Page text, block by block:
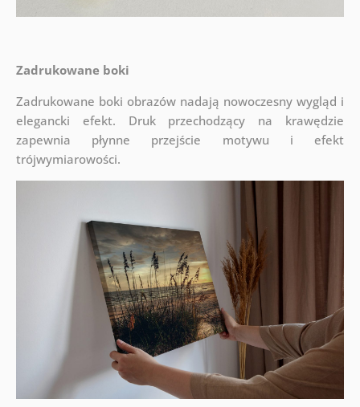
Zadrukowane boki
Zadrukowane boki obrazów nadają nowoczesny wygląd i
elegancki efekt. Druk przechodzący na krawędzie
zapewnia płynne przejście motywu i efekt
trójwymiarowości.